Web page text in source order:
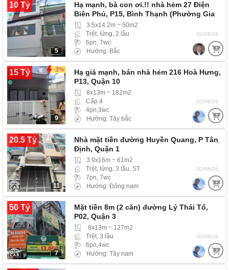
10 Tỷ
5
Hạ mạnh, bà con ơi.!! nhà hẻm 27 Điện
Biên Phủ, P15, Bình Thạnh (Phường Gia
Định)…3.5x14.2m ~ 50m2
Trệt, lửng, 2 lầu
6pn, 7wc
Hướng: Bắc
02/08/26
15 Tỷ -3%
9
Hạ giá mạnh, bán nhà hẻm 216 Hoà Hưng,
P13, Quận 10
8x13m ~ 182m2
Cấp 4
4pn,3wc
Hướng: Tây bắc
02/08/26
20.5 Tỷ
11
Nhà mặt tiền đường Huyền Quang, P Tân
Định, Quận 1
3.9x16m ~ 61m2
Trệt, lửng, 3 lầu, ST
7pn, 7wc
Hướng: Đông nam
02/08/26
50 Tỷ
7
Mặt tiền 8m (2 căn) đường Lý Thái Tổ,
P02, Quận 3
8x13m ~ 127m2
Trệt, 3 lầu
6pn,4wc
Hướng: Tây nam
02/08/26